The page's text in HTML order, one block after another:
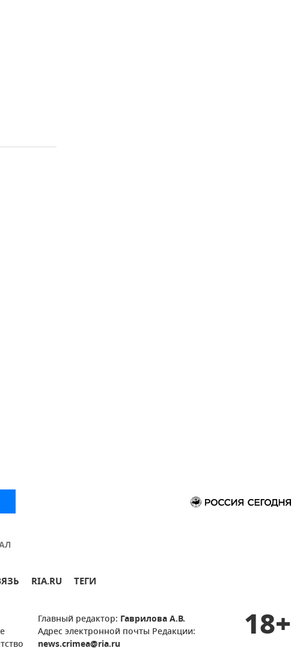
RIA.RU ТЕГИ
Главный редактор: Гаврилова А.В.
Адрес электронной почты Редакции:
news.crimea@ria.ru
18+